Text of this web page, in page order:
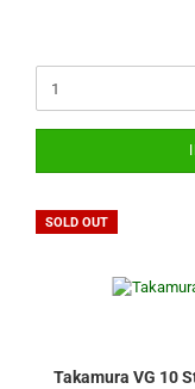
SOLD OUT
Takamura VG 10